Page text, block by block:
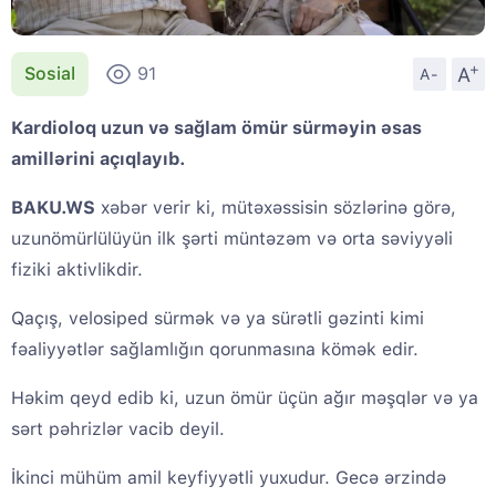
Sosial 91 A- A
+
Kardioloq uzun və sağlam ömür sürməyin əsas
amillərini açıqlayıb.
BAKU.WS xəbər verir ki, mütəxəssisin sözlərinə görə,
uzunömürlülüyün ilk şərti müntəzəm və orta səviyyəli
fiziki aktivlikdir.
Qaçış, velosiped sürmək və ya sürətli gəzinti kimi
fəaliyyətlər sağlamlığın qorunmasına kömək edir.
Həkim qeyd edib ki, uzun ömür üçün ağır məşqlər və ya
sərt pəhrizlər vacib deyil.
İkinci mühüm amil keyfiyyətli yuxudur. Gecə ərzində